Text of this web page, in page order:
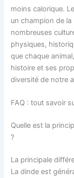
moins calorique.
un champion de
nombreuses
physiques,
que chaque
histoire et ses
diversité de notre
FAQ : tout savoir
Quelle est la
?
La principale
La dinde est